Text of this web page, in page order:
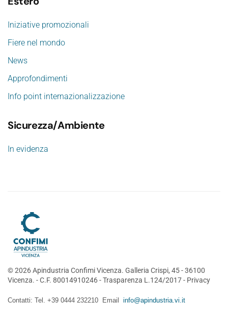
Iniziative promozionali
Fiere nel mondo
News
Approfondimenti
Info point internazionalizzazione
Sicurezza/Ambiente
In evidenza
©2026Apindustria Confimi Vicenza. Galleria Crispi, 45 - 36100
Vicenza. - C.F. 80014910246 -Trasparenza L.124/2017- Privacy
Contatti: Tel. +39 0444 232210 Email info@apindustria.vi.it